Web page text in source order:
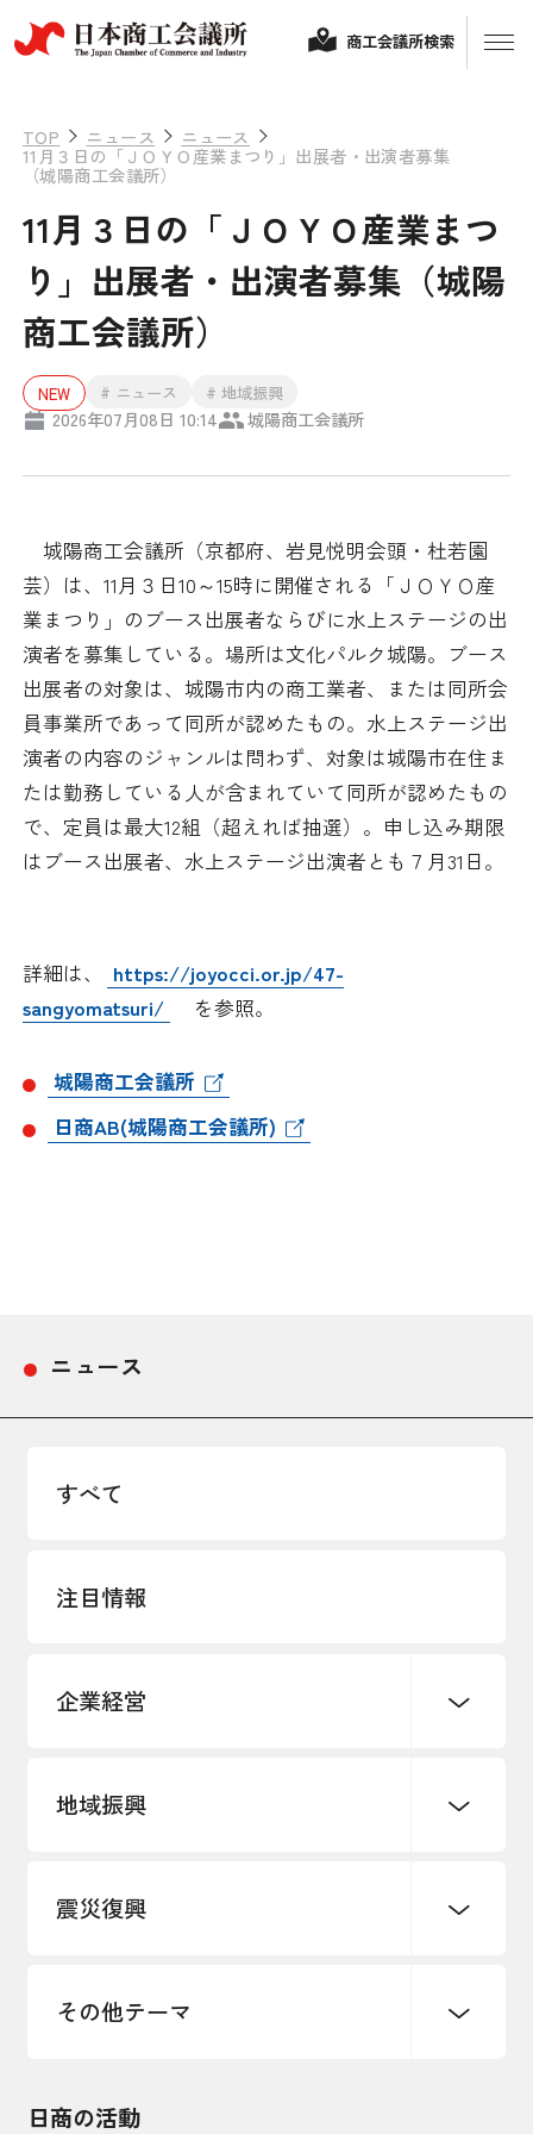
経営相談
融資制度・補助金
検定試験
ビジネス交流
海外ビジネス・貿易証明
情報提供・広報
その他サービス
調査・研究
日本商工会議所とは
組織概要
役員紹介
日商のあゆみ
委員会・専門委員会
日商創立100周年宣言
情報公開
採用情報
商工会議所検索
TOP ニュース ニュース
11月３日の「ＪＯＹＯ産業まつり」出展者・出演者募集
（城陽商工会議所）
11月３日の「ＪＯＹＯ産業まつ
り」出展者・出演者募集（城陽
商工会議所）
NEW # ニュース # 地域振興
2026年07月08日 10:14 城陽商工会議所
城陽商工会議所（京都府、岩見悦明会頭・杜若園
芸）は、11月３日10～15時に開催される「ＪＯＹＯ産
業まつり」のブース出展者ならびに水上ステージの出
演者を募集している。場所は文化パルク城陽。ブース
出展者の対象は、城陽市内の商工業者、または同所会
員事業所であって同所が認めたもの。水上ステージ出
演者の内容のジャンルは問わず、対象は城陽市在住ま
たは勤務している人が含まれていて同所が認めたもの
で、定員は最大12組（超えれば抽選）。申し込み期限
はブース出展者、水上ステージ出演者とも７月31日。
詳細は、
https://joyocci.or.jp/47-
sangyomatsuri/
を参照。
城陽商工会議所
日商AB(城陽商工会議所)
ニュース
すべて
注目情報
企業経営
創業
事業承継・引継ぎ支援
雇用・労働・人材確保
地域振興
まちづくり
震災復興
令和６年能登半島地震関連
その他テーマ
インボイス制度
日商の活動